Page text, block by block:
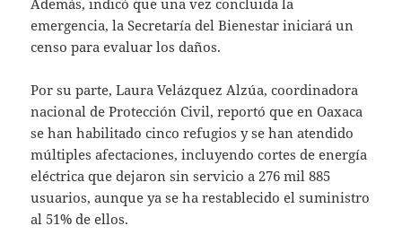
Además, indicó que una vez concluida la
emergencia, la Secretaría del Bienestar iniciará un
censo para evaluar los daños.
Por su parte, Laura Velázquez Alzúa, coordinadora
nacional de Protección Civil, reportó que en Oaxaca
se han habilitado cinco refugios y se han atendido
múltiples afectaciones, incluyendo cortes de energía
eléctrica que dejaron sin servicio a 276 mil 885
usuarios, aunque ya se ha restablecido el suministro
al 51% de ellos.